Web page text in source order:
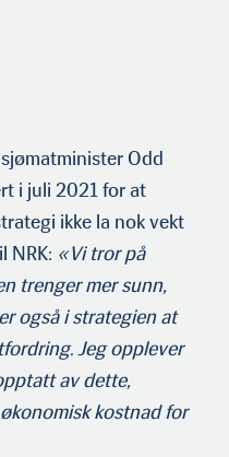
Odd
i juli 2021 for at
ikke la nok vekt
NRK: «Vi tror på
trenger mer sunn,
også i strategien at
Jeg opplever
av dette,
kostnad for